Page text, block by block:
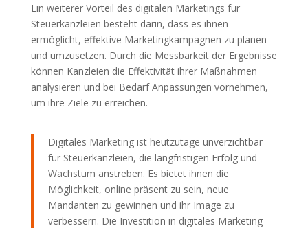
Ein weiterer Vorteil des digitalen Marketings für
Steuerkanzleien besteht darin, dass es ihnen
ermöglicht, effektive Marketingkampagnen zu planen
und umzusetzen. Durch die Messbarkeit der Ergebnisse
können Kanzleien die Effektivität ihrer Maßnahmen
analysieren und bei Bedarf Anpassungen vornehmen,
um ihre Ziele zu erreichen.
Digitales Marketing ist heutzutage unverzichtbar
für Steuerkanzleien, die langfristigen Erfolg und
Wachstum anstreben. Es bietet ihnen die
Möglichkeit, online präsent zu sein, neue
Mandanten zu gewinnen und ihr Image zu
verbessern. Die Investition in digitales Marketing